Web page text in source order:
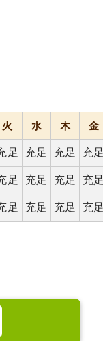
ます。
火 水 木 金
足 充足 充足 充足
足 充足 充足 充足
足 充足 充足 充足